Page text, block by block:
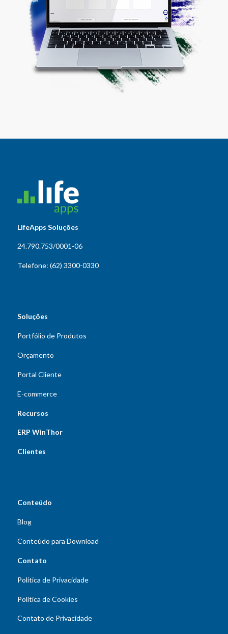
LifeApps Soluções
24.790.753/0001-06
Telefone: (62) 3300-0330
Soluções
Portfólio de Produtos
Orçamento
Portal Cliente
E-commerce
Recursos
ERP WinThor
Clientes
Conteúdo
Blog
Conteúdo para Download
Contato
Política de Privacidade
Política de Cookies
Contato de Privacidade